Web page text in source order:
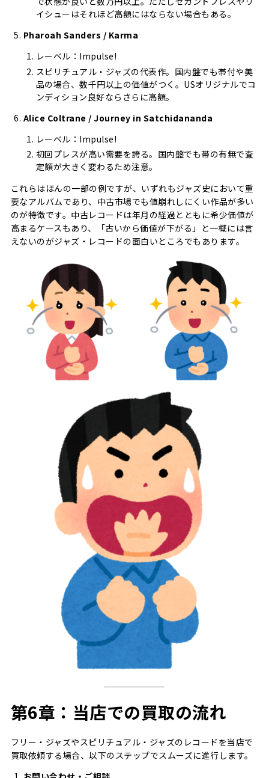
イシューはそれほど高額にはならない場合もある。
Pharoah Sanders / Karma
レーベル：Impulse!
スピリチュアル・ジャズの代表作。国内盤でも帯付や美
品の場合、数千円以上の価値がつく。USオリジナルでコ
ンディション良好ならさらに高額。
Alice Coltrane / Journey in Satchidananda
レーベル：Impulse!
初回プレスが高い需要を誇る。国内盤でも帯の有無で査
定額が大きく変わるため注意。
これらはほんの一部の例ですが、いずれもジャズ史において重
要なアルバムであり、中古市場でも値崩れしにくい作品が多い
のが特徴です。中古レコードは年月の経過とともに希少価値が
高まるケースもあり、「古いから価値が下がる」と一概には言
えないのがジャズ・レコードの面白いところでもあります。
第6章：当店での買取の流れ
フリー・ジャズやスピリチュアル・ジャズのレコードを当店で
買取依頼する場合、以下のステップでスムーズに進行します。